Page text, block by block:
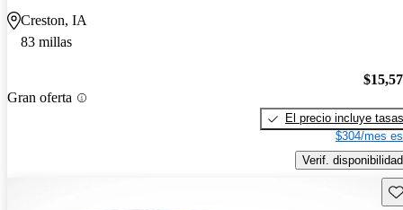
Creston, IA
83 millas
Gran oferta
El precio incluye tasas
$304/mes
Verif. disponibilidad